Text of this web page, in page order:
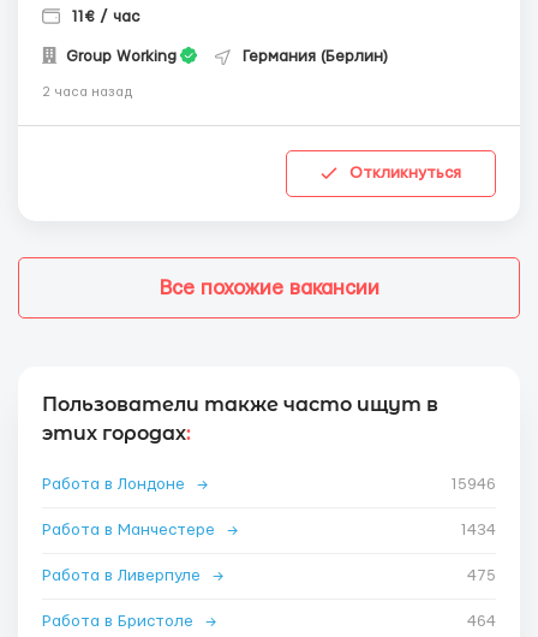
11€ / час
Group Working Германия (Берлин)
2 часа назад
Откликнуться
Все похожие вакансии
Пользователи также часто ищут в
этих городах:
Работа в Лондоне → 15946
Работа в Манчестере → 1434
Работа в Ливерпуле → 475
Работа в Бристоле → 464